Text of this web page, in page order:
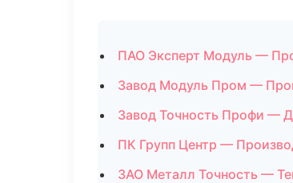
ПАО Эксперт Модуль —
Завод Модуль Пром —
Завод Точность Профи —
ПК Групп Центр —
ЗАО Металл Точность —